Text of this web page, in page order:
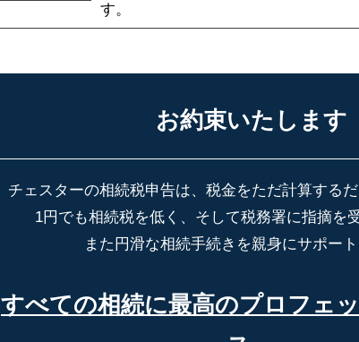
す。
お約束いたします
チェスターの相続税申告は、税金をただ計算するだ
1円でも相続税を低く、そして税務署に指摘を
また円滑な相続手続きを親身にサポート
すべての相続に最高のプロフェ